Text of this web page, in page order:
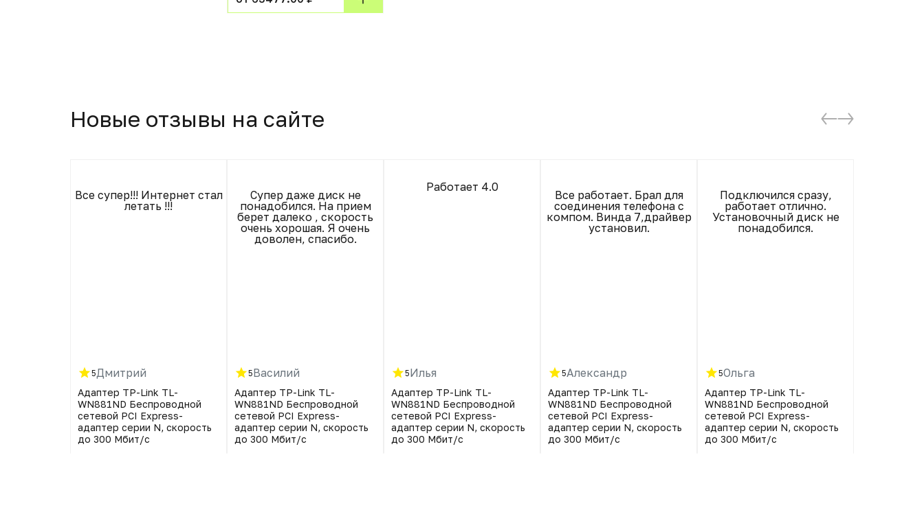
Новые отзывы на сайте
Все супер!!! Интернет стал
летать !!!
5Дмитрий
Адаптер TP-Link TL-
WN881ND Беспроводной
сетевой PCI Express-
адаптер серии N, скорость
до 300 Мбит/с
Супер даже диск не
понадобился. На прием
берет далеко , скорость
очень хорошая. Я очень
доволен, спасибо.
5Василий
Адаптер TP-Link TL-
WN881ND Беспроводной
сетевой PCI Express-
адаптер серии N, скорость
до 300 Мбит/с
Работает 4.0
5Илья
Адаптер TP-Link TL-
WN881ND Беспроводной
сетевой PCI Express-
адаптер серии N, скорость
до 300 Мбит/с
Все работает. Брал для
соединения телефона с
компом. Винда 7,драйвер
установил.
5Александр
Адаптер TP-Link TL-
WN881ND Беспроводной
сетевой PCI Express-
адаптер серии N, скорость
до 300 Мбит/с
Подключился сразу,
работает отлично.
Установочный диск не
понадобился.
5Ольга
Адаптер TP-Link TL-
WN881ND Беспроводной
сетевой PCI Express-
адаптер серии N, скорость
до 300 Мбит/с